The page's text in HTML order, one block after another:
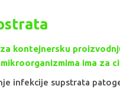
kontejnersku
ima za
infekcije supstrata